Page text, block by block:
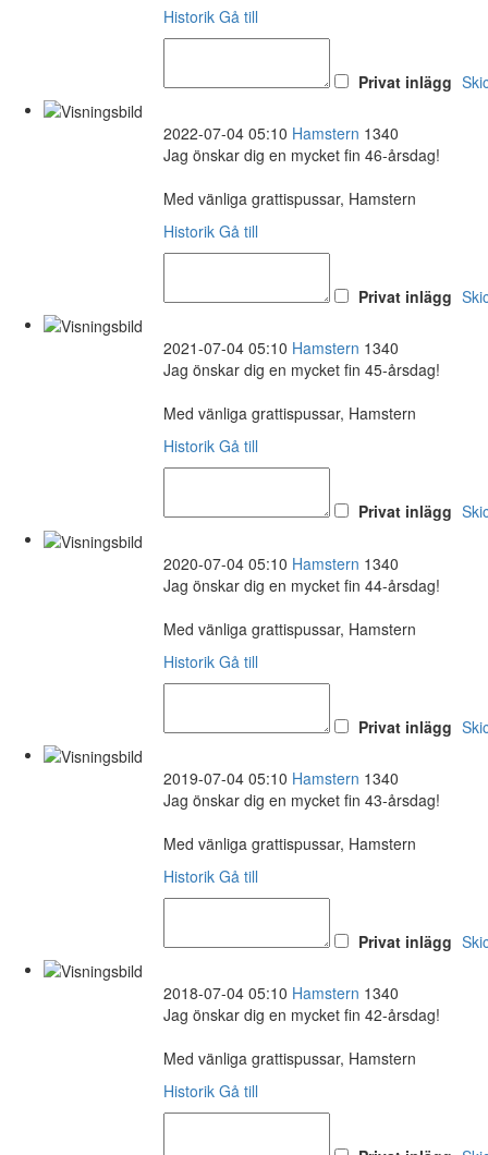
Historik Gå till
Privat inlägg
2022-07-04 05:10 Hamstern 1340
Jag önskar dig en mycket fin 46-årsdag!
Med vänliga grattispussar, Hamstern
Historik Gå till
Privat inlägg
2021-07-04 05:10 Hamstern 1340
Jag önskar dig en mycket fin 45-årsdag!
Med vänliga grattispussar, Hamstern
Historik Gå till
Privat inlägg
2020-07-04 05:10 Hamstern 1340
Jag önskar dig en mycket fin 44-årsdag!
Med vänliga grattispussar, Hamstern
Historik Gå till
Privat inlägg
2019-07-04 05:10 Hamstern 1340
Jag önskar dig en mycket fin 43-årsdag!
Med vänliga grattispussar, Hamstern
Historik Gå till
Privat inlägg
2018-07-04 05:10 Hamstern 1340
Jag önskar dig en mycket fin 42-årsdag!
Med vänliga grattispussar, Hamstern
Historik Gå till